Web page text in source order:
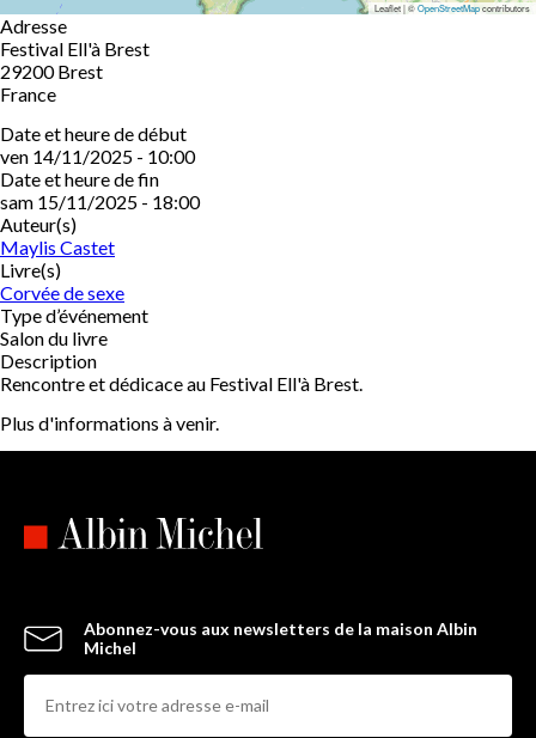
Leaflet | ©OpenStreetMapcontributors
Adresse
Festival Ell'à Brest
29200 Brest
France
Date et heure de début
ven 14/11/2025 - 10:00
Date et heure de fin
sam 15/11/2025 - 18:00
Auteur(s)
Maylis Castet
Livre(s)
Corvée de sexe
Type d’événement
Salon du livre
Description
Rencontre et dédicace au Festival Ell'à Brest.
Plus d'informations à venir.
Abonnez-vous aux newsletters de la maison Albin
Michel